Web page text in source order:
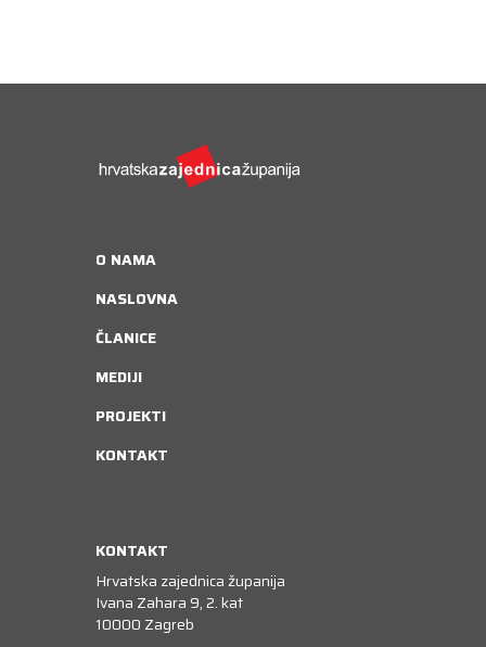
O NAMA
NASLOVNA
ČLANICE
MEDIJI
PROJEKTI
KONTAKT
KONTAKT
Hrvatska zajednica županija
Ivana Zahara 9, 2. kat
10000 Zagreb